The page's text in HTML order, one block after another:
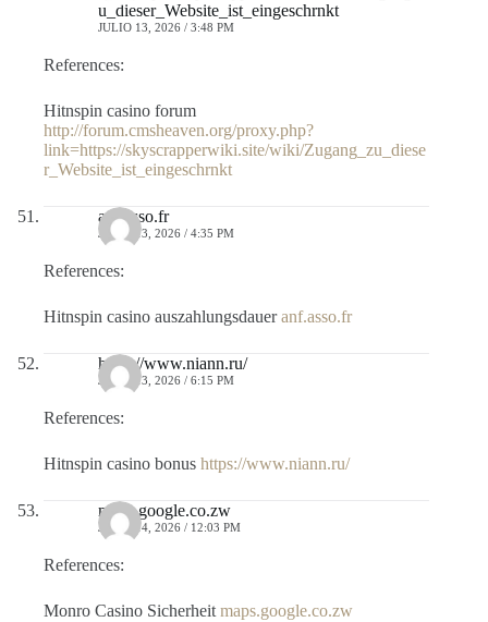
u_dieser_Website_ist_eingeschrnkt
JULIO 13, 2026 / 3:48 PM
References:
Hitnspin casino forum
http://forum.cmsheaven.org/proxy.php?
link=https://skyscrapperwiki.site/wiki/Zugang_zu_diese
r_Website_ist_eingeschrnkt
anf.asso.fr
JULIO 13, 2026 / 4:35 PM
References:
Hitnspin casino auszahlungsdaueranf.asso.fr
https://www.niann.ru/
JULIO 13, 2026 / 6:15 PM
References:
Hitnspin casino bonus https://www.niann.ru/
maps.google.co.zw
JULIO 14, 2026 / 12:03 PM
References:
Monro Casino Sicherheit maps.google.co.zw